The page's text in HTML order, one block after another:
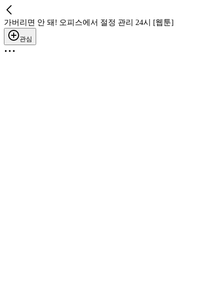
가버리면 안 돼! 오피스에서 절정 관리 24시 [웹툰]
관심